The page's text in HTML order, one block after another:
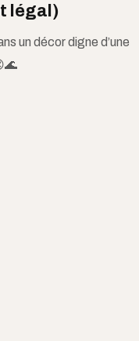
légal)
un décor digne d’une